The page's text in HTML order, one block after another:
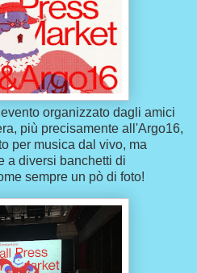
organizzato dagli amici
più precisamente all'Argo16,
per musica dal vivo, ma
a diversi banchetti di
sempre un pò di foto!